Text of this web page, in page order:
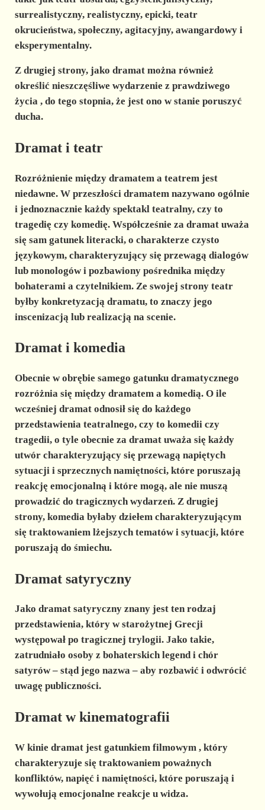
surrealistyczny, realistyczny, epicki, teatr
okrucieństwa, społeczny, agitacyjny, awangardowy i
eksperymentalny.
Z drugiej strony, jako dramatmożna również
określić nieszczęśliwe wydarzenie z prawdziwego
życia, do tego stopnia, że jest ono w stanie poruszyć
ducha.
Dramat i teatr
Rozróżnienie między dramatem a teatrem jest
niedawne. W przeszłości dramatem nazywano ogólnie
i jednoznacznie każdy spektakl teatralny, czy to
tragedię czy komedię. Współcześnie za dramatuważa
się sam gatunek literacki, o charakterze czysto
językowym, charakteryzujący się przewagą dialogów
lub monologów i pozbawiony pośrednika między
bohaterami a czytelnikiem. Ze swojej strony teatr
byłby konkretyzacją dramatu, to znaczy jego
inscenizacją lub realizacją na scenie.
Dramat i komedia
Obecnie w obrębie samego gatunku dramatycznego
rozróżnia się między dramatem a komedią. O ile
wcześniej dramat odnosił się do każdego
przedstawienia teatralnego, czy to komedii czy
tragedii, o tyle obecnie za dramat uważa się każdy
utwór charakteryzujący się przewagą napiętych
sytuacji i sprzecznych namiętności, które poruszają
reakcję emocjonalną i które mogą, ale nie muszą
prowadzić do tragicznych wydarzeń. Z drugiej
strony, komediabyłaby dziełem charakteryzującym
się traktowaniem lżejszych tematów i sytuacji, które
poruszają do śmiechu.
Dramat satyryczny
Jako dramat satyrycznyznany jest ten rodzaj
przedstawienia, który w starożytnej Grecji
występował po tragicznej trylogii. Jako takie,
zatrudniało osoby z bohaterskich legend i chór
satyrów – stąd jego nazwa – aby rozbawić i odwrócić
uwagę publiczności.
Dramat w kinematografii
W kinie dramat jest gatunkiem filmowym , który
charakteryzuje się traktowaniem poważnych
konfliktów, napięć i namiętności, które poruszają i
wywołują emocjonalne reakcje u widza.